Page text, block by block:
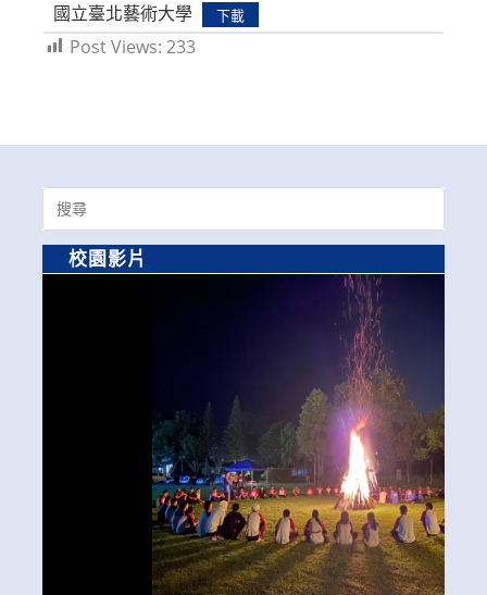
國立臺北藝術大學
下載
Post Views: 233
Search
for:
校園影片